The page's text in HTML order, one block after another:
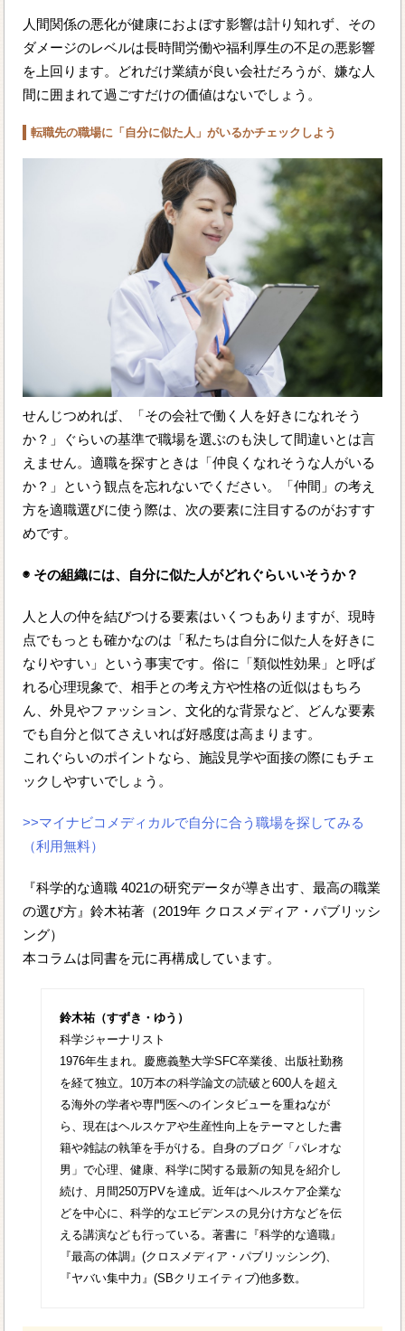
人間関係の悪化が健康におよぼす影響は計り知れず、その
ダメージのレベルは長時間労働や福利厚生の不足の悪影響
を上回ります。どれだけ業績が良い会社だろうが、嫌な人
間に囲まれて過ごすだけの価値はないでしょう。
転職先の職場に「自分に似た人」がいるかチェックしよう
せんじつめれば、「その会社で働く人を好きになれそう
か？」ぐらいの基準で職場を選ぶのも決して間違いとは言
えません。適職を探すときは「仲良くなれそうな人がいる
か？」という観点を忘れないでください。「仲間」の考え
方を適職選びに使う際は、次の要素に注目するのがおすす
めです。
◉ その組織には、自分に似た人がどれぐらいいそうか？
人と人の仲を結びつける要素はいくつもありますが、現時
点でもっとも確かなのは「私たちは自分に似た人を好きに
なりやすい」という事実です。俗に「類似性効果」と呼ば
れる心理現象で、相手との考え方や性格の近似はもちろ
ん、外見やファッション、文化的な背景など、どんな要素
でも自分と似てさえいれば好感度は高まります。
これぐらいのポイントなら、施設見学や面接の際にもチェ
ックしやすいでしょう。
>>マイナビコメディカルで自分に合う職場を探してみる
（利用無料）
『科学的な適職 4021の研究データが導き出す、最高の職業
の選び方』鈴木祐著（2019年 クロスメディア・パブリッシ
ング）
本コラムは同書を元に再構成しています。
鈴木祐（すずき・ゆう）
科学ジャーナリスト
1976年生まれ。慶應義塾大学SFC卒業後、出版社勤務
を経て独立。10万本の科学論文の読破と600人を超え
る海外の学者や専門医へのインタビューを重ねなが
ら、現在はヘルスケアや生産性向上をテーマとした書
籍や雑誌の執筆を手がける。自身のブログ「パレオな
男」で心理、健康、科学に関する最新の知見を紹介し
続け、月間250万PVを達成。近年はヘルスケア企業な
どを中心に、科学的なエビデンスの見分け方などを伝
える講演なども行っている。著書に『科学的な適職』
『最高の体調』(クロスメディア・パブリッシング)、
『ヤバい集中力』(SBクリエイティブ)他多数。